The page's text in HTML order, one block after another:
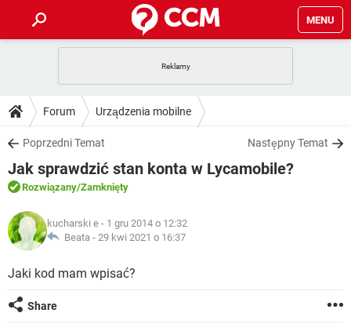
MENU
GRY WHATSAPP
SPOTIFY
INSTAGRAM FACEBOOK
WINDOWS 10
PORADY
PlayStation TIKTOK
SPOTIFY
INSTAGRAM
WINDOWS 10
DO POBRANIA
ANDROID TIKTOK
GRY
IOS
INSTAGRAM
WINDOWS 10
FORUM
COVID-19
GRY
ARTYKUŁY
COVID-19
GRY
SPOTIFY
Forum Urządzenia mobilne
Poprzedni Temat Następny Temat
Jak sprawdzić stan konta w Lycamobile?
Rozwiązany/Zamknięty
kucharski e - 1 gru 2014 o 12:32
Beata - 29 kwi 2021 o 16:37
Jaki kod mam wpisać?
Share